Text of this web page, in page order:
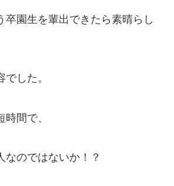
卒園生を輩出できたら素晴らし
した。
間で、
なのではないか！？